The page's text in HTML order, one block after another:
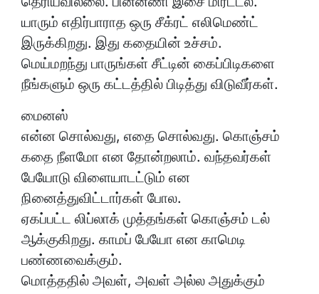
யாரும் எதிர்பாராத ஒரு சீக்ரட் எலிமெண்ட்
இருக்கிறது. இது கதையின் உச்சம்.
மெய்மறந்து பாருங்கள் சீட்டின் கைப்பிடிகளை
நீங்களும் ஒரு கட்டத்தில் பிடித்து விடுவீர்கள்.
மைனஸ்
என்ன சொல்வது, எதை சொல்வது. கொஞ்சம்
கதை நீளமோ என தோன்றலாம். வந்தவர்கள்
பேயோடு விளையாடட்டும் என
நினைத்துவிட்டார்கள் போல.
ஏகப்பட்ட லிப்லாக் முத்தங்கள் கொஞ்சம் டல்
ஆக்குகிறது. காமப் பேயோ என காமெடி
பண்ணவைக்கும்.
மொத்ததில் அவள், அவள் அல்ல அதுக்கும்